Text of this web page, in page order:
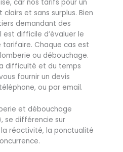
car nos tarifs pour un
et sans surplus. Bien
demandant des
est difficile d’évaluer le
Chaque cas est
ou débouchage.
difficulté et du temps
fournir un devis
ou par email.
et débouchage
se différencie sur
réactivité, la ponctualité